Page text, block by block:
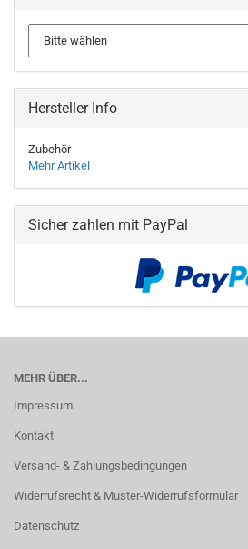
Hersteller Info
Zubehör
Mehr Artikel
Sicher zahlen mit PayPal
MEHR ÜBER...
Impressum
Kontakt
Versand- & Zahlungsbedingungen
Widerrufsrecht & Muster-Widerrufsformular
Datenschutz